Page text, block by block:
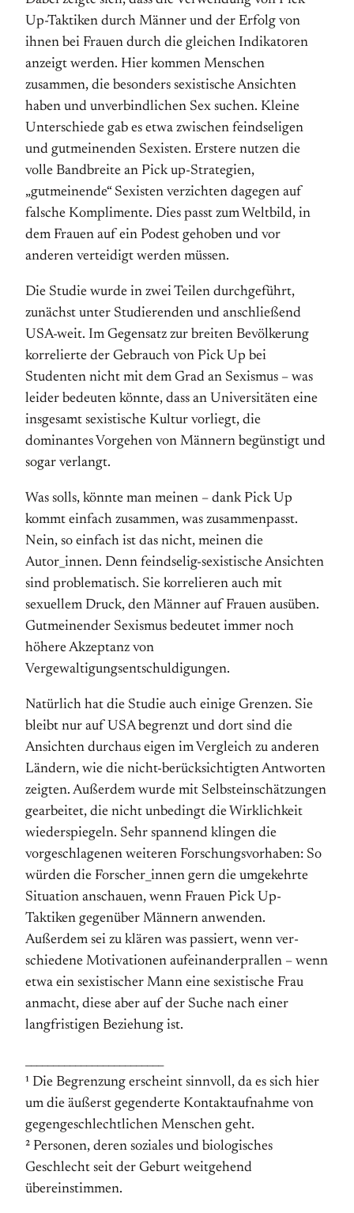
Up-Taktiken durch Männer und der Erfolg von
ihnen bei Frauen durch die gleichen Indikatoren
anzeigt werden. Hier kommen Menschen
zusammen, die besonders sexistische Ansichten
haben und unverbindlichen Sex suchen. Kleine
Unterschiede gab es etwa zwischen feindseligen
und gutmeinenden Sexisten. Erstere nutzen die
volle Bandbreite an Pick up-Strategien,
„gutmeinende“ Sexisten verzichten dagegen auf
falsche Komplimente. Dies passt zum Weltbild, in
dem Frauen auf ein Podest gehoben und vor
anderen verteidigt werden müssen.
Die Studie wurde in zwei Teilen durchgeführt,
zunächst unter Studierenden und anschließend
USA-weit. Im Gegensatz zur breiten Bevölkerung
korrelierte der Gebrauch von Pick Up bei
Studenten nicht mit dem Grad an Sexismus – was
leider bedeuten könnte, dass an Universitäten eine
insgesamt sexistische Kultur vorliegt, die
dominantes Vorgehen von Männern begünstigt und
sogar verlangt.
Was solls, könnte man meinen – dank Pick Up
kommt einfach zusammen, was zusammenpasst.
Nein, so einfach ist das nicht, meinen die
Autor_innen. Denn feindselig-sexistische Ansichten
sind problematisch. Sie korrelieren auch mit
sexuellem Druck, den Männer auf Frauen ausüben.
Gutmeinender Sexismus bedeutet immer noch
höhere Akzeptanz von
Vergewaltigungsentschuldigungen.
Natürlich hat die Studie auch einige Grenzen. Sie
bleibt nur auf USA begrenzt und dort sind die
Ansichten durchaus eigen im Vergleich zu anderen
Ländern, wie die nicht-berücksichtigten Antworten
zeigten. Außerdem wurde mit Selbst­ein­schätzungen
gearbeitet, die nicht unbedingt die Wirklichkeit
wiederspiegeln. Sehr spannend klingen die
vorgeschlagenen weiteren Forschungs­vorhaben: So
würden die Forscher­_innen gern die umgekehrte
Situation anschauen, wenn Frauen Pick Up-
Taktiken gegenüber Männern anwenden.
Außerdem sei zu klären was passiert, wenn ver­
schiedene Motivationen auf­einander­prallen – wenn
etwa ein sexistischer Mann eine sexistische Frau
anmacht, diese aber auf der Suche nach einer
langfristigen Beziehung ist.
¹ Die Begrenzung erscheint sinnvoll, da es sich hier
um die äußerst gegenderte Kontaktaufnahme von
gegengeschlechtlichen Menschen geht.
² Personen, deren soziales und biologisches
Geschlecht seit der Geburt weitgehend
übereinstimmen.